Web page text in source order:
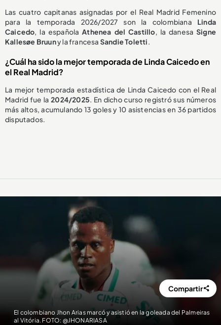
Las cuatro capitanas asignadas por el Real Madrid Femenino
para la temporada 2026/2027 son la colombiana Linda
Caicedo, la españolaAthenea del Castillo, la danesa Signe
Kallesøe Bruuny la francesa Sandie Toletti.
¿Cuál ha sido la mejor temporada de Linda Caicedo en
el Real Madrid?
La mejor temporada estadística de Linda Caicedo con el Real
Madrid fue la2024/2025. En dicho curso registró sus números
más altos, acumulando 13 goles y 10 asistencias en 36 partidos
disputados.
El colombiano Jhon Arias marcó y asistió en la goleada del Palmeiras
al Vitória. FOTO: @JHONARIASA
Compartir